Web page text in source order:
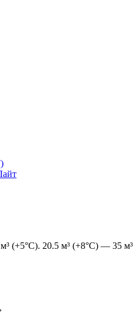
(+5°С). 20.5 м³ (+8°С) — 35